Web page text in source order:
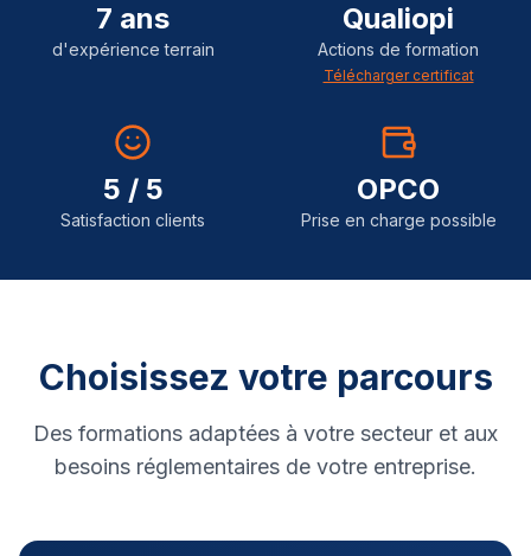
7 ans
d'expérience terrain
Qualiopi
Actions de formation
Télécharger certificat
5 / 5
Satisfaction clients
OPCO
Prise en charge possible
Choisissez votre parcours
Des formations adaptées à votre secteur et aux
besoins réglementaires de votre entreprise.